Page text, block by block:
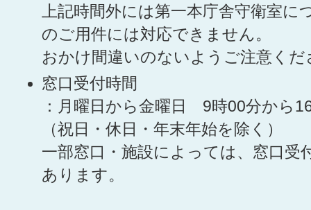
上記時間外には第一本庁舎守衛室に
のご用件には対応できません。
おかけ間違いのないようご注意くだ
窓口受付時間
：月曜日から金曜日 9時00分から
（祝日・休日・年末年始を除く）
一部窓口・施設によっては、窓口受
あります。